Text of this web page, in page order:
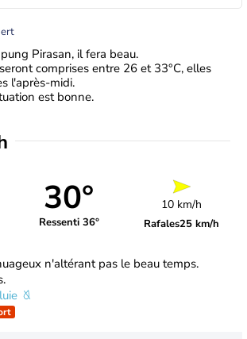
Pirasan, il fera beau.
comprises entre 26 et 33°C, elles
l'après-midi.
est bonne.
30°
Ressenti 36°
10 km/h
Rafales25 km/h
n'altérant pas le beau temps.